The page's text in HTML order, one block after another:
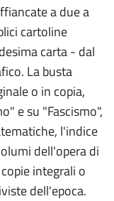
a due a
cartoline
carta - dal
La busta
o in copia,
e su "Fascismo",
l'indice
dell'opera di
integrali o
dell'epoca.